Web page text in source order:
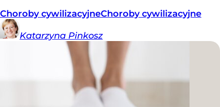
Choroby cywilizacyjneChoroby cywilizacyjne
Katarzyna Pinkosz